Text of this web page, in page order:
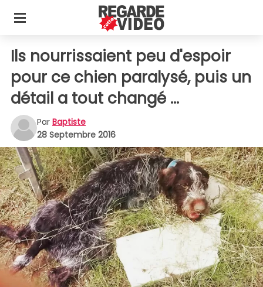
Ils nourrissaient peu d'espoir
pour ce chien paralysé, puis un
détail a tout changé ...
Par Baptiste
28 Septembre 2016